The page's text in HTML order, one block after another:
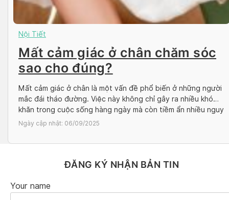
Nội Tiết
Mất cảm giác ở chân chăm sóc
sao cho đúng?
Mất cảm giác ở chân là một vấn đề phổ biến ở những người
mắc đái tháo đường. Việc này không chỉ gây ra nhiều khó
khăn trong cuộc sống hàng ngày mà còn tiềm ẩn nhiều nguy
cơ cho sức khỏe. Do đó, chăm sóc chân đúng cách là vô
Ngày cập nhật: 06/09/2025
ĐĂNG KÝ NHẬN BẢN TIN
Your name